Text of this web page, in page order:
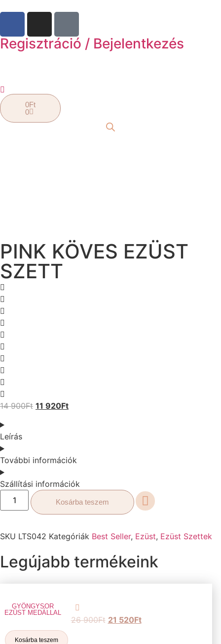
Regisztráció / Bejelentkezés
0Ft
0
PINK KÖVES EZÜST
SZETT
14 900Ft 11 920Ft
Leírás
További információk
Szállítási információk
Kosárba teszem
SKU LTS042 Kategóriák Best Seller, Ezüst, Ezüst Szettek
Legújabb termékeink
GYÖNGYSOR
EZÜST MEDÁLLAL
26 900Ft 21 520Ft
Kosárba teszem